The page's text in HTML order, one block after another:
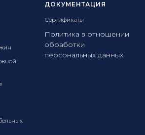
ДОКУМЕНТАЦИЯ
Сертификаты
Политика в отношении
обработки
персональных данных